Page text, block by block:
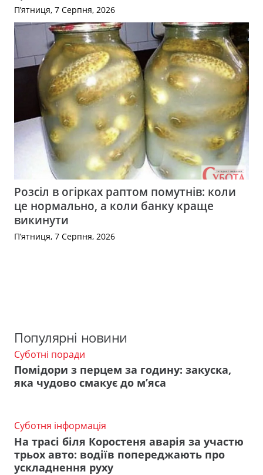
П’ятниця, 7 Серпня, 2026
Розсіл в огірках раптом помутнів: коли
це нормально, а коли банку краще
викинути
П’ятниця, 7 Серпня, 2026
Популярні новини
Суботні поради
Помідори з перцем за годину: закуска,
яка чудово смакує до м’яса
Суботня інформація
На трасі біля Коростеня аварія за участю
трьох авто: водіїв попереджають про
ускладнення руху